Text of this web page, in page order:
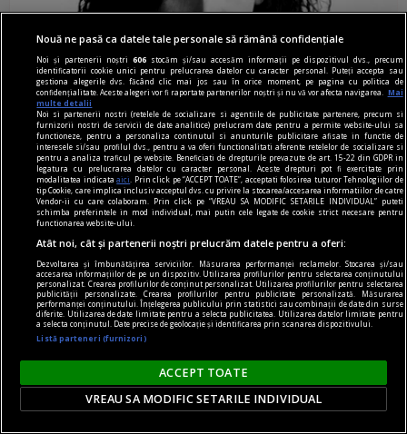
noile fanatisme
Mințile înfierbîntate
Cu alte cuvinte, cum diferă noile forme de
fanatism de cele din trecut?
Stela GIURGEANU
Nouă ne pasă ca datele tale personale să rămână confidențiale
Noi și partenerii noștri606 stocăm și/sau accesăm informații pe dispozitivul dvs., precum
identificatorii cookie unici pentru prelucrarea datelor cu caracter personal. Puteți accepta sau
gestiona alegerile dvs. făcând clic mai jos sau în orice moment, pe pagina cu politica de
confidențialitate. Aceste alegeri vor fi raportate partenerilor noștri și nu vă vor afecta navigarea.
Mai
multe detalii
Noi si partenerii nostri (retelele de socializare si agentiile de publicitate partenere, precum si
furnizorii nostri de servicii de date analitice) prelucram date pentru a permite website-ului sa
functioneze, pentru a personaliza continutul si anunturile publicitare afisate in functie de
interesele si/sau profilul dvs., pentru a va oferi functionalitati aferente retelelor de socializare si
pentru a analiza traficul pe website. Beneficiati de drepturile prevazute de art. 15-22 din GDPR in
legatura cu prelucrarea datelor cu caracter personal. Aceste drepturi pot fi exercitate prin
modalitatea indicataaici
. Prin click pe “ACCEPT TOATE”, acceptati folosirea tuturor Tehnologiilor de
tip Cookie, care implica inclusiv acceptul dvs. cu privire la stocarea/accesarea informatiilor de catre
Vendor-ii cu care colaboram. Prin click pe “VREAU SA MODIFIC SETARILE INDIVIDUAL” puteti
schimba preferintele in mod individual, mai putin cele legate de cookie strict necesare pentru
functionarea website-ului.
Atât noi, cât și partenerii noștri prelucrăm datele pentru a oferi:
Dezvoltarea și îmbunătățirea serviciilor. Măsurarea performanței reclamelor. Stocarea și/sau
accesarea informațiilor de pe un dispozitiv. Utilizarea profilurilor pentru selectarea conținutului
personalizat. Crearea profilurilor de conținut personalizat. Utilizarea profilurilor pentru selectarea
publicității personalizate. Crearea profilurilor pentru publicitate personalizată. Măsurarea
performanței conținutului. Înțelegerea publicului prin statistici sau combinații de date din surse
diferite. Utilizarea de date limitate pentru a selecta publicitatea. Utilizarea datelor limitate pentru
a selecta conținutul. Date precise de geolocație și identificarea prin scanarea dispozitivului.
Listă parteneri (furnizori)
ACCEPT TOATE
VREAU SA MODIFIC SETARILE INDIVIDUAL